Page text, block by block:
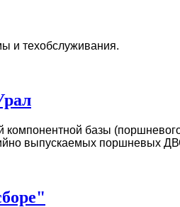
и техобслуживания.
базы
выпускаемых поршневых